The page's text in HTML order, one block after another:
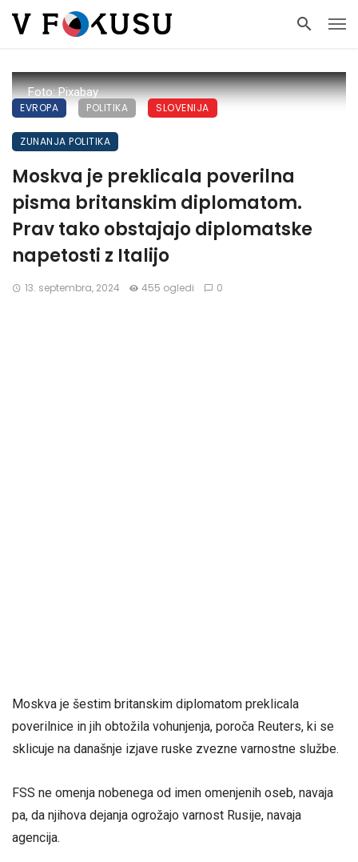
Foto: Pixabay
EVROPA POLITIKA SLOVENIJA
ZUNANJA POLITIKA
Moskva je preklicala poverilna
pisma britanskim diplomatom.
Prav tako obstajajo diplomatske
napetosti z Italijo
13. septembra, 2024 455 ogledi 0
Moskva je šestim britanskim diplomatom preklicala
poverilnice in jih obtožila vohunjenja, poroča Reuters, ki se
sklicuje na današnje izjave ruske zvezne varnostne službe.
FSS ne omenja nobenega od imen omenjenih oseb, navaja
pa, da njihova dejanja ogrožajo varnost Rusije, navaja
agencija.